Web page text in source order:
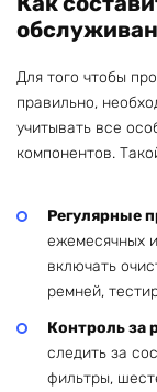
Для того чтобы
правильно,
учитывать все
компонентов.
Регулярные
ежемесячных
включать
ремней,
Контроль за
следить за
фильтры,